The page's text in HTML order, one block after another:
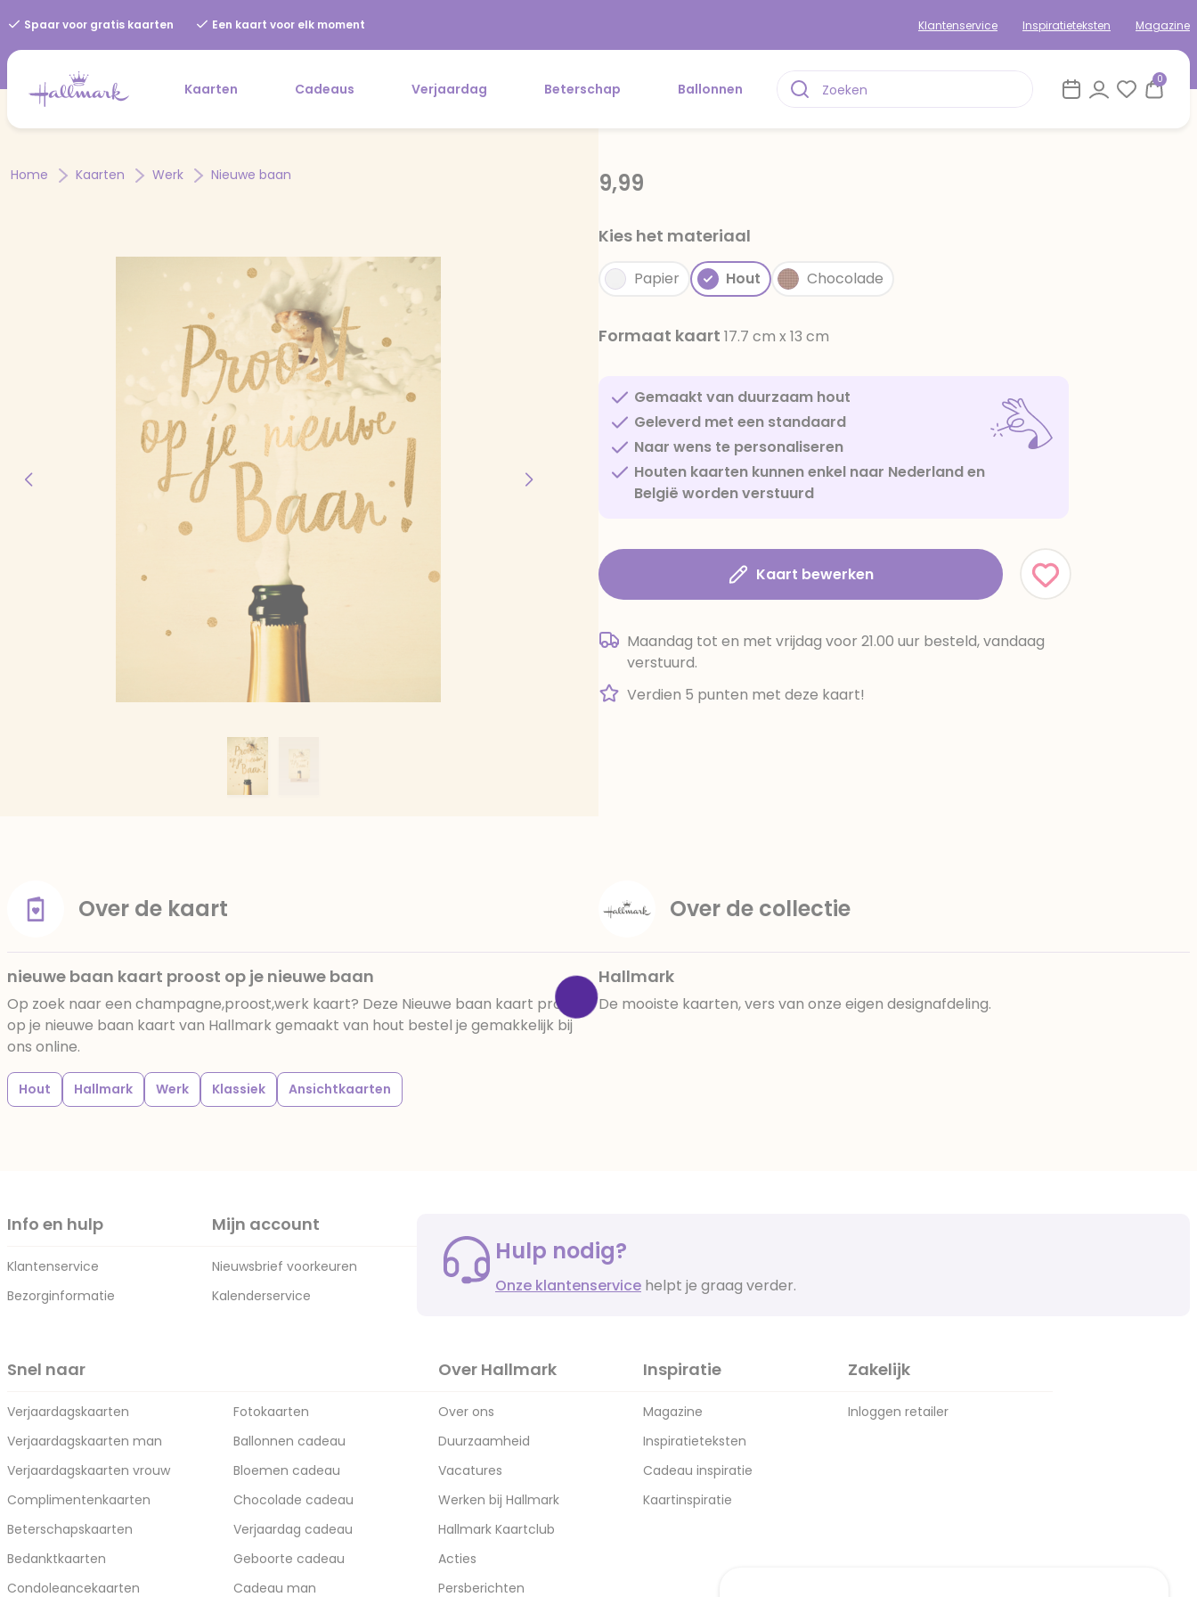
Spaar voor gratis kaarten Een kaart voor elk moment Klantenservice Inspiratieteksten Magazine
Kaarten Cadeaus Verjaardag Beterschap Ballonnen
0
Home Kaarten Werk Nieuwe baan 9,99
Kies het materiaal
Papier Hout Chocolade
Formaat kaart 17.7 cm x 13 cm
Gemaakt van duurzaam hout
Geleverd met een standaard
Naar wens te personaliseren
Houten kaarten kunnen enkel naar Nederland en
België worden verstuurd
Kaart bewerken
Maandag tot en met vrijdag voor 21.00 uur besteld, vandaag
verstuurd.
Verdien 5 punten met deze kaart!
Over de kaart
nieuwe baan kaart proost op je nieuwe baan
Op zoek naar een champagne,proost,werk kaart? Deze Nieuwe baan kaart proost
op je nieuwe baan kaart van Hallmark gemaakt van hout bestel je gemakkelijk bij
ons online.
Hout Hallmark Werk Klassiek Ansichtkaarten
Over de collectie
Hallmark
De mooiste kaarten, vers van onze eigen designafdeling.
Info en hulp
Klantenservice
Bezorginformatie
Mijn account
Nieuwsbrief voorkeuren
Kalenderservice
Hulp nodig?
Onze klantenservice helpt je graag verder.
Snel naar
Verjaardagskaarten
Verjaardagskaarten man
Verjaardagskaarten vrouw
Complimentenkaarten
Beterschapskaarten
Bedanktkaarten
Condoleancekaarten
Fotokaarten
Ballonnen cadeau
Bloemen cadeau
Chocolade cadeau
Verjaardag cadeau
Geboorte cadeau
Cadeau man
Over Hallmark
Over ons
Duurzaamheid
Vacatures
Werken bij Hallmark
Hallmark Kaartclub
Acties
Persberichten
Inspiratie
Magazine
Inspiratieteksten
Cadeau inspiratie
Kaartinspiratie
Zakelijk
Inloggen retailer